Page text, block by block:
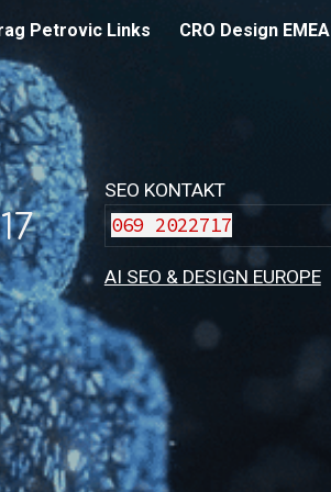
Petrovic Links CRO Design EMEA
SEO KONTAKT
069 2022717
AI SEO & DESIGN EUROPE